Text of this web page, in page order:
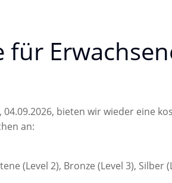
für
04.09.2026, bieten wir wieder eine
an:
(Level 2), Bronze (Level 3), Silber